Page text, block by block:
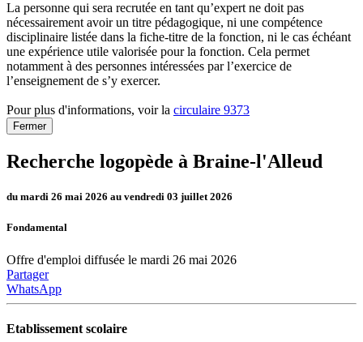
La personne qui sera recrutée en tant qu’expert ne doit pas
nécessairement avoir un titre pédagogique, ni une compétence
disciplinaire listée dans la fiche-titre de la fonction, ni le cas échéant
une expérience utile valorisée pour la fonction. Cela permet
notamment à des personnes intéressées par l’exercice de
l’enseignement de s’y exercer.
Pour plus d'informations, voir la circulaire 9373
Fermer
Recherche logopède à Braine-l'Alleud
du mardi 26 mai 2026 au vendredi 03 juillet 2026
Fondamental
Offre d'emploi diffusée le mardi 26 mai 2026
Partager
WhatsApp
Etablissement scolaire